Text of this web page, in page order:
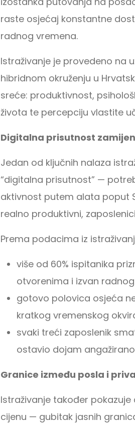
raste osjećaj konstantne
radnog vremena.
Istraživanje je provedeno na
hibridnom okruženju u
sreće: produktivnost,
života te percepciju vlastite
Digitalna prisutnost
Jedan od ključnih nalaza
“digitalna prisutnost” —
aktivnost putem alata poput
realno produktivni,
Prema podacima iz
više od 60% ispitanika
otvorenima i izvan
gotovo polovica osjeća
kratkog vremenskog
svaki treći zaposlenik
ostavio dojam
Granice između posla i
Istraživanje također
cijenu — gubitak jasnih